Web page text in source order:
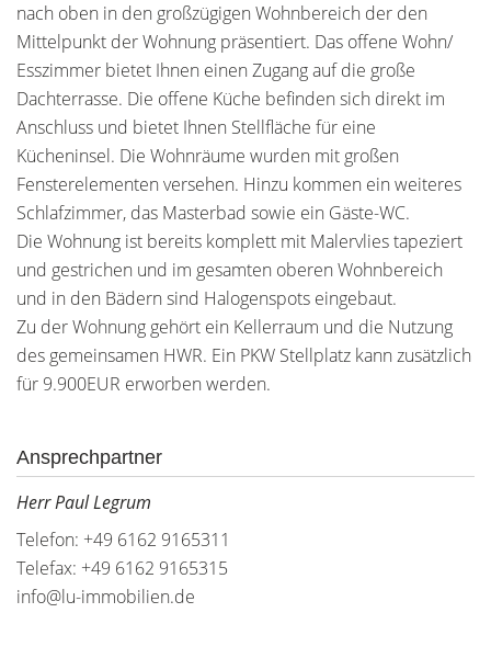
nach oben in den großzügigen Wohnbereich der den
Mittelpunkt der Wohnung präsentiert. Das offene Wohn/
Esszimmer bietet Ihnen einen Zugang auf die große
Dachterrasse. Die offene Küche befinden sich direkt im
Anschluss und bietet Ihnen Stellfläche für eine
Kücheninsel. Die Wohnräume wurden mit großen
Fensterelementen versehen. Hinzu kommen ein weiteres
Schlafzimmer, das Masterbad sowie ein Gäste-WC.
Die Wohnung ist bereits komplett mit Malervlies tapeziert
und gestrichen und im gesamten oberen Wohnbereich
und in den Bädern sind Halogenspots eingebaut.
Zu der Wohnung gehört ein Kellerraum und die Nutzung
des gemeinsamen HWR. Ein PKW Stellplatz kann zusätzlich
für 9.900EUR erworben werden.
Ansprechpartner
Herr Paul Legrum
Telefon: +49 6162 9165311
Telefax: +49 6162 9165315
info@lu-immobilien.de